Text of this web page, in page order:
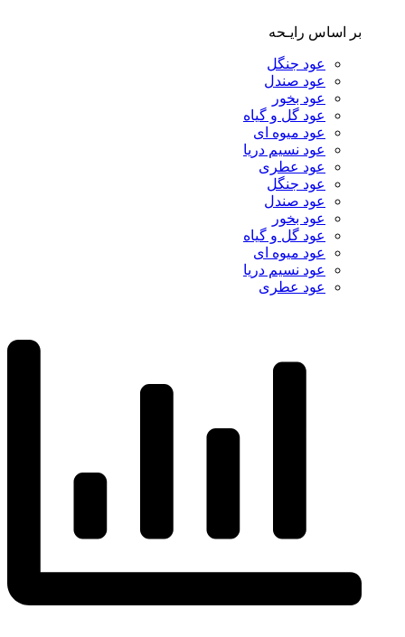
بر اساس رایـحه
عود جنگل
عود صندل
عود بخور
عود گل و گیاه
عود میوه ای
عود نسیم دریا
عود عطری
عود جنگل
عود صندل
عود بخور
عود گل و گیاه
عود میوه ای
عود نسیم دریا
عود عطری